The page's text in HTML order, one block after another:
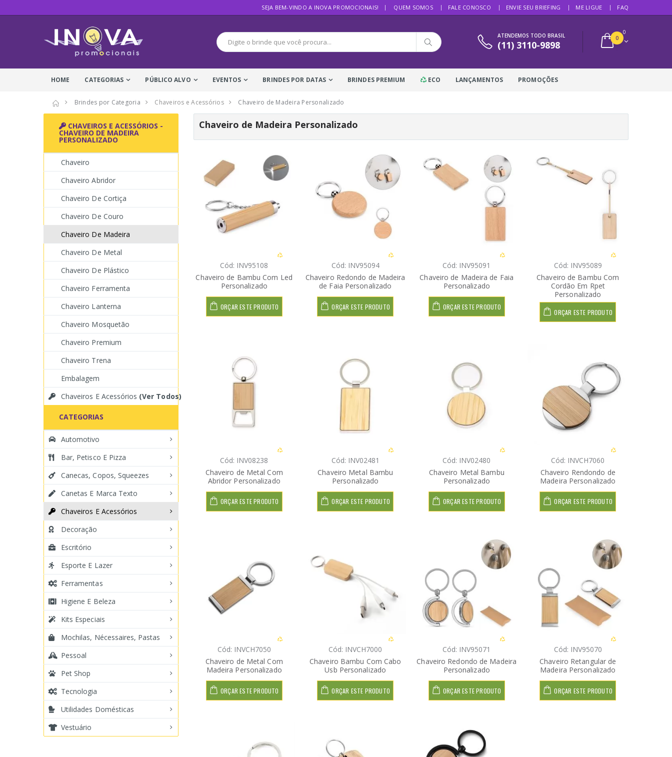
SEJA BEM-VINDO A INOVA PROMOCIONAIS! QUEM SOMOS FALE CONOSCO ENVIE SEU BRIEFING ME LIGUE FAQ
ATENDEMOS TODO BRASIL
(11) 3110-9898
0
0
HOME CATEGORIAS PÚBLICO ALVO EVENTOS BRINDES POR DATAS BRINDES PREMIUM ECO LANÇAMENTOS PROMOÇÕES
Brindes por Categoria Chaveiros e Acessórios Chaveiro de Madeira Personalizado
Chaveiro de Madeira Personalizado
Cód: INV95108
Chaveiro de Bambu Com Led
Personalizado
ORÇAR ESTE PRODUTO
Cód: INV95094
Chaveiro Redondo de Madeira
de Faia Personalizado
ORÇAR ESTE PRODUTO
Cód: INV95091
Chaveiro de Madeira de Faia
Personalizado
ORÇAR ESTE PRODUTO
Cód: INV95089
Chaveiro de Bambu Com
Cordão Em Rpet
Personalizado
ORÇAR ESTE PRODUTO
Cód: INV08238
Chaveiro de Metal Com
Abridor Personalizado
ORÇAR ESTE PRODUTO
Cód: INV02481
Chaveiro Metal Bambu
Personalizado
ORÇAR ESTE PRODUTO
Cód: INV02480
Chaveiro Metal Bambu
Personalizado
ORÇAR ESTE PRODUTO
Cód: INVCH7060
Chaveiro Rendondo de
Madeira Personalizado
ORÇAR ESTE PRODUTO
Cód: INVCH7050
Chaveiro de Metal Com
Madeira Personalizado
ORÇAR ESTE PRODUTO
Cód: INVCH7000
Chaveiro Bambu Com Cabo
Usb Personalizado
ORÇAR ESTE PRODUTO
Cód: INV95071
Chaveiro Redondo de Madeira
Personalizado
ORÇAR ESTE PRODUTO
Cód: INV95070
Chaveiro Retangular de
Madeira Personalizado
ORÇAR ESTE PRODUTO
CHAVEIROS E ACESSÓRIOS -
CHAVEIRO DE MADEIRA
PERSONALIZADO
Chaveiro
Chaveiro Abridor
Chaveiro De Cortiça
Chaveiro De Couro
Chaveiro De Madeira
Chaveiro De Metal
Chaveiro De Plástico
Chaveiro Ferramenta
Chaveiro Lanterna
Chaveiro Mosquetão
Chaveiro Premium
Chaveiro Trena
Embalagem
Chaveiros E Acessórios (Ver Todos)
CATEGORIAS
Automotivo
Bar, Petisco E Pizza
Canecas, Copos, Squeezes
Canetas E Marca Texto
Chaveiros E Acessórios
Decoração
Escritório
Esporte E Lazer
Ferramentas
Higiene E Beleza
Kits Especiais
Mochilas, Nécessaires, Pastas
Pessoal
Pet Shop
Tecnologia
Utilidades Domésticas
Vestuário